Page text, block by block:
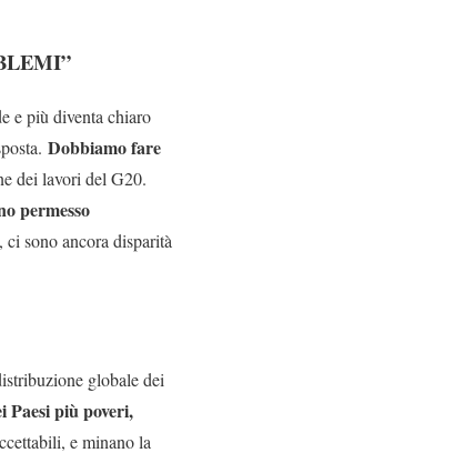
e più diventa chiaro
Dobbiamo fare
dei lavori del G20.
permesso
, ci sono ancora disparità
globale dei
Paesi più poveri,
e minano la